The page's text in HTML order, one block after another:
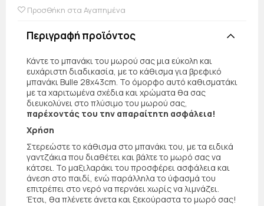
Προσθήκη στα Αγαπημένα
Περιγραφή προϊόντος
Κάντε το μπανάκι του μωρού σας μια εύκολη και
ευχάριστη διαδικασία, με το κάθισμα για βρεφικό
μπανάκι Bulle 28x43cm. Το όμορφο αυτό καθισματάκι
με τα χαριτωμένα σχέδια και χρώματα θα σας
διευκολύνει στο πλύσιμο του μωρού σας,
παρέχοντάς του την απαραίτητη ασφάλεια!
Χρήση
Στερεώστε το κάθισμα στο μπανάκι του, με τα ειδικά
γαντζάκια που διαθέτει και βάλτε το μωρό σας να
κάτσει. Το μαξιλαράκι του προσφέρει ασφάλεια και
άνεση στο παιδί, ενώ παράλληλα το ύφασμά του
επιτρέπει στο νερό να περνάει χωρίς να λιμνάζει.
Έτσι, θα πλένετε άνετα και ξεκούραστα το μωρό σας!